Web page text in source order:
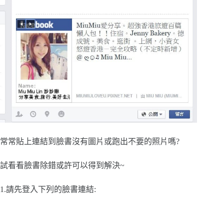
常常貼上連結到臉書沒有圖片或跑出不要的照片嗎?
試看看臉書除錯或許可以得到解決~
1.請先登入下列的臉書連結: